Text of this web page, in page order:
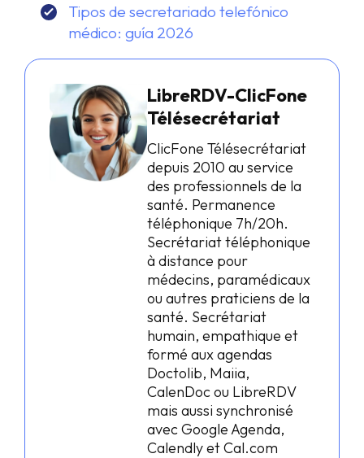
Tipos de secretariado telefónico
médico: guía 2026
LibreRDV-ClicFone
Télésecrétariat
ClicFone Télésecrétariat
depuis 2010 au service
des professionnels de la
santé. Permanence
téléphonique 7h/20h.
Secrétariat téléphonique
à distance pour
médecins, paramédicaux
ou autres praticiens de la
santé. Secrétariat
humain, empathique et
formé aux agendas
Doctolib, Maiia,
CalenDoc ou LibreRDV
mais aussi synchronisé
avec Google Agenda,
Calendly et Cal.com